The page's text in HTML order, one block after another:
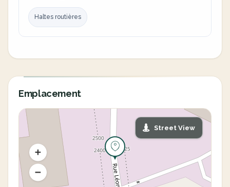
Haltes routières
Emplacement
Street View